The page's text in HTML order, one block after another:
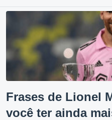
Frases de Lionel
você ter ainda